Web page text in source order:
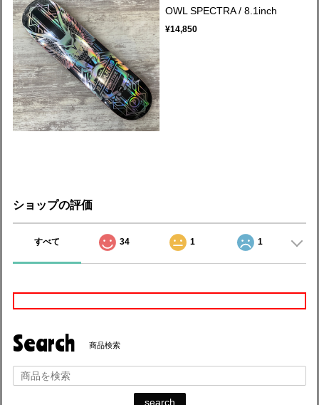
OWL SPECTRA / 8.1inch
¥14,850
ショップの評価
すべて 34 1 1
Search 商品検索
search